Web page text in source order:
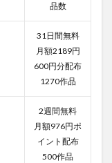
品数
31日間無料
月額2189円
600円分配布
1270作品
2週間無料
月額976円ポ
イント配布
500作品